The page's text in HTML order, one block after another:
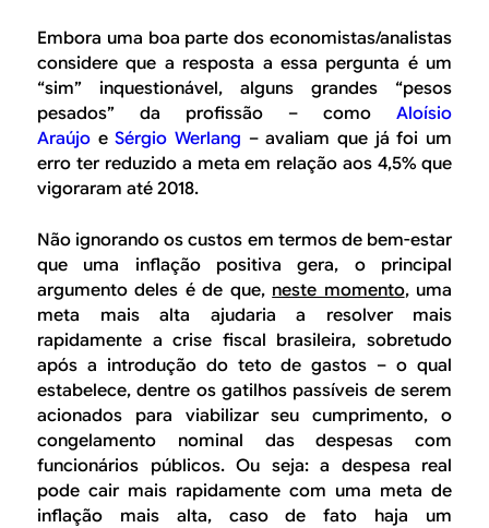
Embora uma boa parte dos economistas/analistas
considere que a resposta a essa pergunta é um
“sim” inquestionável, alguns grandes “pesos
pesados” da profissão – como Aloísio
Araújo eSérgio Werlang – avaliam que já foi um
erro ter reduzido a meta em relação aos 4,5% que
vigoraram até 2018.
Não ignorando os custos em termos de bem-estar
que uma inflação positiva gera, o principal
argumento deles é de que, neste momento, uma
meta mais alta ajudaria a resolver mais
rapidamente a crise fiscal brasileira, sobretudo
após a introdução do teto de gastos – o qual
estabelece, dentre os gatilhos passíveis de serem
acionados para viabilizar seu cumprimento, o
congelamento nominal das despesas com
funcionários públicos. Ou seja: a despesa real
pode cair mais rapidamente com uma meta de
inflação mais alta, caso de fato haja um